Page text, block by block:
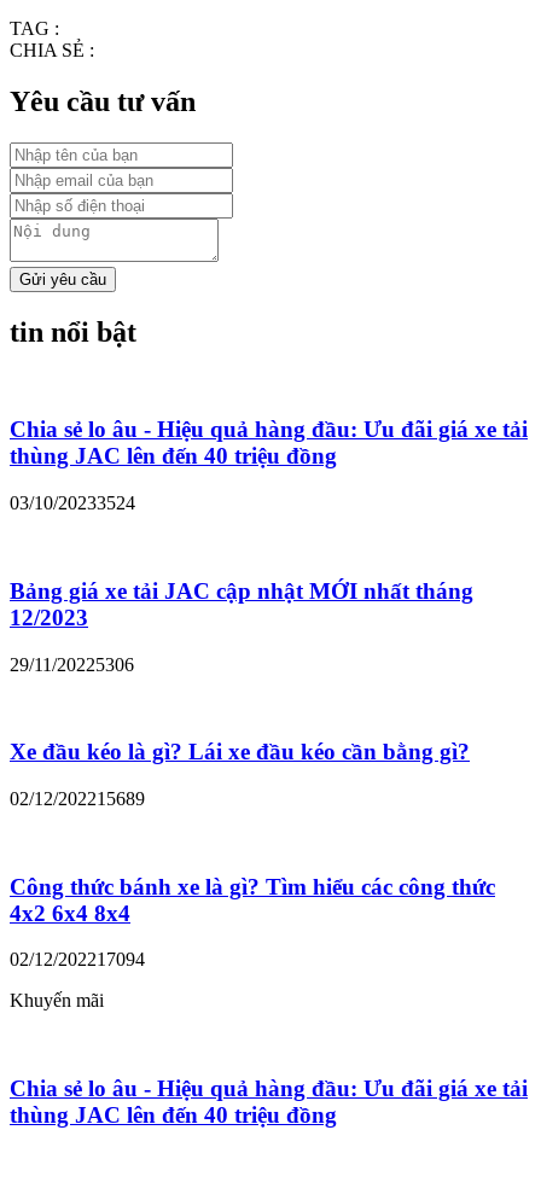
TAG :
CHIA SẺ :
Yêu cầu tư vấn
Gửi yêu cầu
tin nổi bật
Chia sẻ lo âu - Hiệu quả hàng đầu: Ưu đãi giá xe tải
thùng JAC lên đến 40 triệu đồng
03/10/20233524
Bảng giá xe tải JAC cập nhật MỚI nhất tháng
12/2023
29/11/20225306
Xe đầu kéo là gì? Lái xe đầu kéo cần bằng gì?
02/12/202215689
Công thức bánh xe là gì? Tìm hiểu các công thức
4x2 6x4 8x4
02/12/202217094
Khuyến mãi
Chia sẻ lo âu - Hiệu quả hàng đầu: Ưu đãi giá xe tải
thùng JAC lên đến 40 triệu đồng